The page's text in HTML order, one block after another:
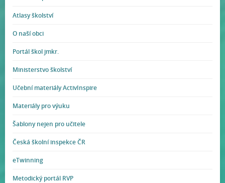
Atlasy školství
O naší obci
Portál škol jmkr.
Ministerstvo školství
Učební materiály ActivInspire
Materiály pro výuku
Šablony nejen pro učitele
Česká školní inspekce ČR
eTwinning
Metodický portál RVP